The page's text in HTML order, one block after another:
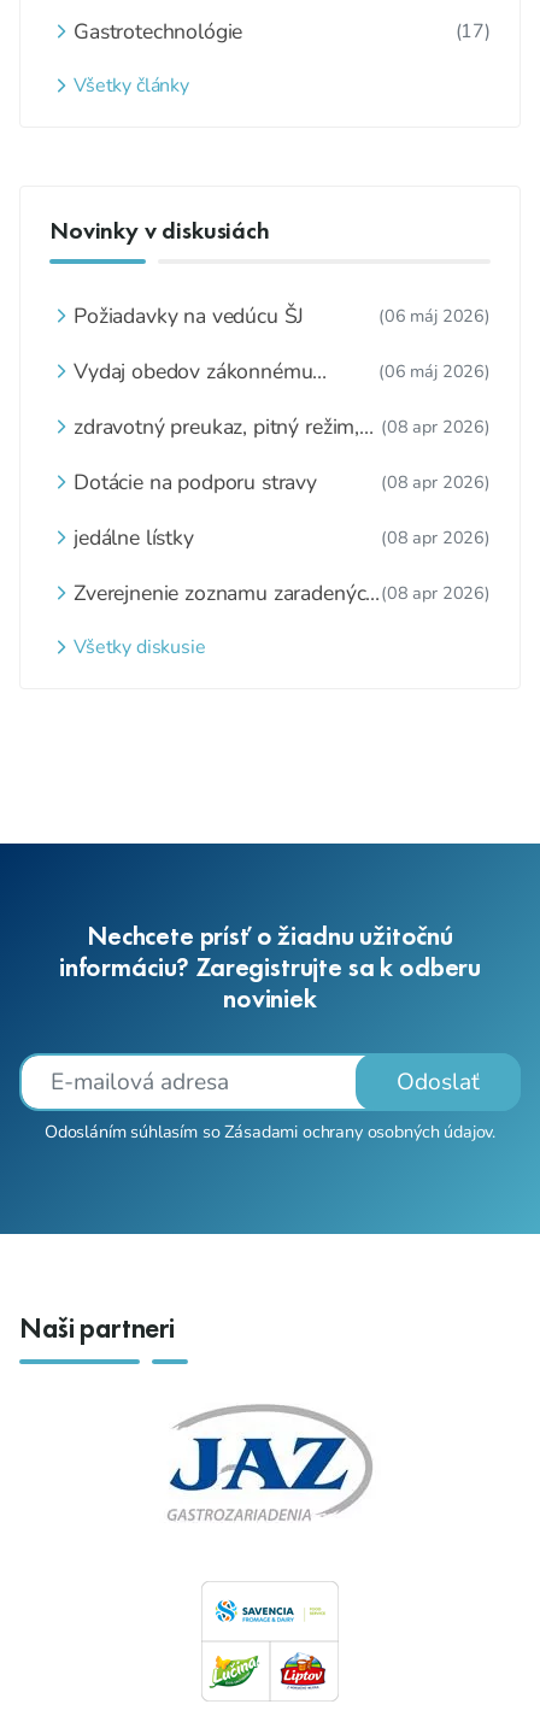
Gastrotechnológie (17)
Všetky články
Novinky v diskusiách
Požiadavky na vedúcu ŠJ (06 máj 2026)
Vydaj obedov zákonnému
(06 máj 2026)
zdravotný preukaz, pitný režim,
(08 apr 2026)
Dotácie na podporu stravy (08 apr 2026)
jedálne lístky (08 apr 2026)
Zverejnenie zoznamu zaradených
webovom sídle
(08 apr 2026)
Všetky diskusie
Nechcete prísť o žiadnu užitočnú
informáciu? Zaregistrujte sa k odberu
noviniek
Odoslať
Odosláním súhlasím soZásadami ochrany osobných údajov.
Naši partneri